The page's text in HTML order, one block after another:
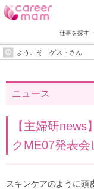
仕事を探す
ようこそ ゲストさん
ニュース
【主婦研
クME07発表会
スキンケアのように頭